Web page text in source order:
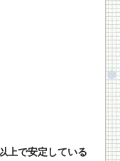
上で安定している